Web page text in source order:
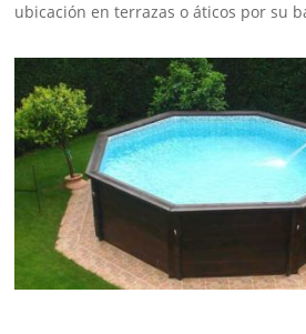
ubicación en terrazas o áticos por su